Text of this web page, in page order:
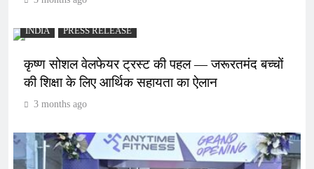
INDIA PRESS RELEASE
कृष्ण सोशल वेलफेयर ट्रस्ट की पहल — जरूरतमंद बच्चों
की शिक्षा के लिए आर्थिक सहायता का ऐलान
3 months ago